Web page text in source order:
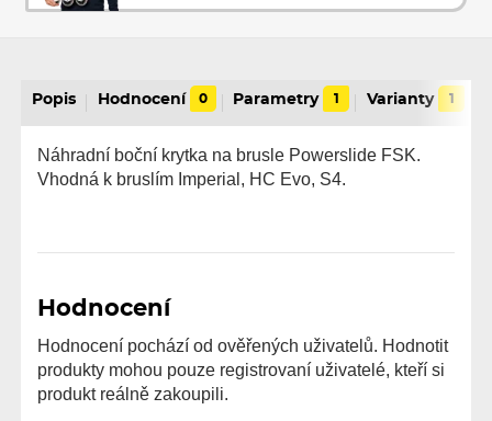
Popis Hodnocení 0 Parametry 1 Varianty 1
Náhradní boční krytka na brusle Powerslide FSK.
Vhodná k bruslím Imperial, HC Evo, S4.
Hodnocení
Hodnocení pochází od ověřených uživatelů. Hodnotit
produkty mohou pouze registrovaní uživatelé, kteří si
produkt reálně zakoupili.